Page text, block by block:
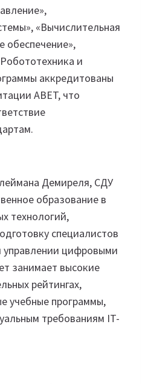
«Вычислительная
обеспечение»,
и
аккредитованы
ABET, что
Демиреля, СДУ
образование в
технологий,
специалистов
управлении цифровыми
занимает высокие
рейтингах,
учебные программы,
требованиям IT-